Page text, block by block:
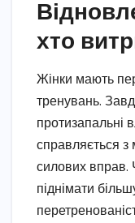
хто
Жінки мають
тренувань.
протизапальні
справляється з
силових вправ.
піднімати